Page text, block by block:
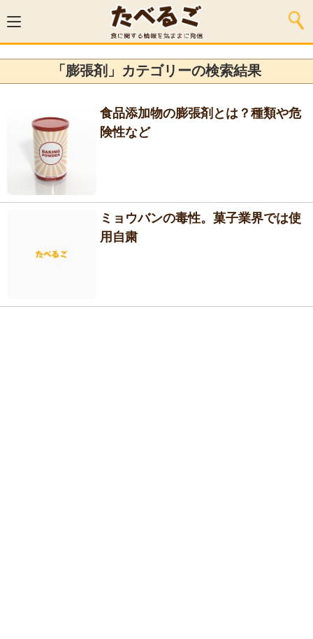
「膨張剤」カテゴリーの検索結果
食品添加物の膨張剤とは？種類や危
険性など
ミョウバンの毒性。菓子業界では使
用自粛